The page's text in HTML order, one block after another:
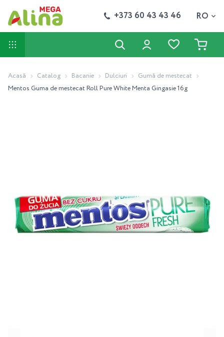
+373 60 43 43 46 RO
Acasă Catalog Bacanie Dulciuri
Gumă de mestecat
Mentos Guma de mestecat Roll Pure White Menta Gingasie 16g